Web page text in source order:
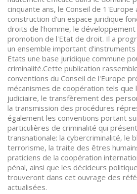
cinquante ans, le Conseil de 1'Europe
construction d'un espace juridique
droits de l'homme, le
promotion de l'Etat de droit. Il a
un ensemble important
Etats une base juridique commune
criminalité.Cette publication
conventions du Conseil de l'Europe
mécanismes de coopération tels
judiciaire, le transfèrement des
la transmission des procédures
également les conventions portant
particulières de criminalité qui
transnationale: la cybercriminalité, le
terrorisme, la traite des êtres
praticiens de la coopération
pénal, ainsi que les décideurs
trouveront dans cet ouvrage des
actualisées.